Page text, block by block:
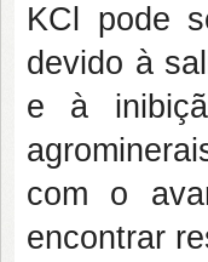
KCl pode
devido à
e à
com o
encontrar